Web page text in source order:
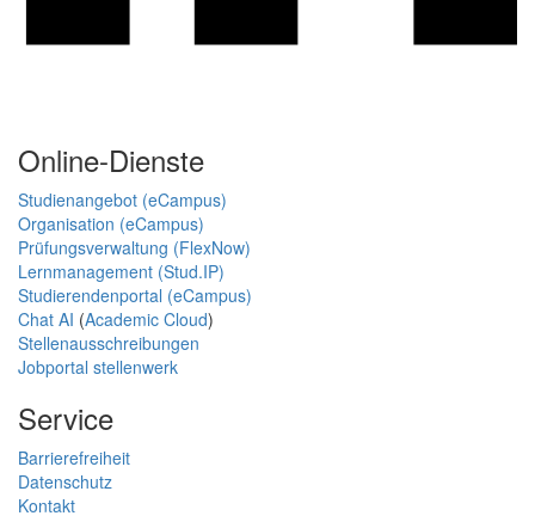
Online-Dienste
Studienangebot (eCampus)
Organisation (eCampus)
Prüfungsverwaltung (FlexNow)
Lernmanagement (Stud.IP)
Studierendenportal (eCampus)
Chat AI (Academic Cloud)
Stellenausschreibungen
Jobportal stellenwerk
Service
Barrierefreiheit
Datenschutz
Kontakt